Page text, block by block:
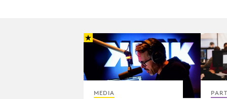
MEDIA